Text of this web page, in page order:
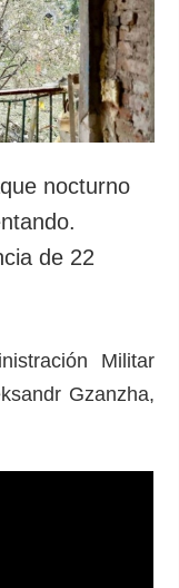
personales
nocturno
de 22
Militar
Gzanzha,